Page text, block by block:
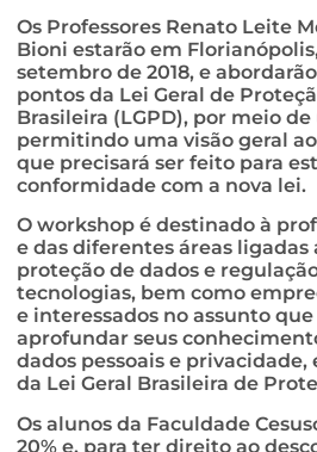
Os Professores Renato Leite
Bioni estarão em
setembro de 2018, e
pontos da Lei Geral de
Brasileira (LGPD), por meio
permitindo uma visão geral
que precisará ser feito para
conformidade com a nova lei.
O workshop é destinado à
e das diferentes áreas ligadas
proteção de dados e
tecnologias, bem como
e interessados no assunto
aprofundar seus
dados pessoais e privacidade,
da Lei Geral Brasileira de
Os alunos da Faculdade
20% e, para ter direito ao